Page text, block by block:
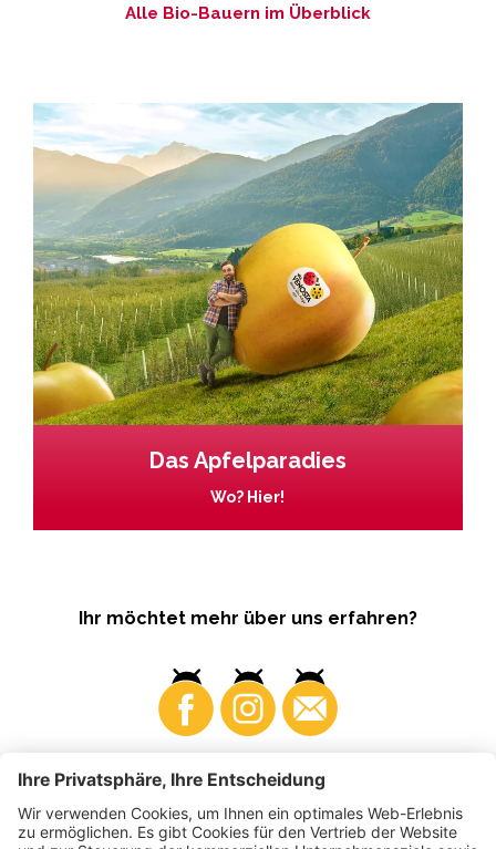
Alle Bio-Bauern im Überblick
Das Apfelparadies
Wo? Hier!
Ihr möchtet mehr über uns erfahren?
Business Produzenten